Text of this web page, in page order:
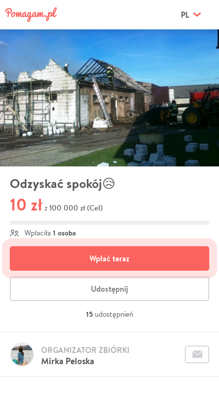
PL
Odzyskać spokój😥
10 zł z 100 000 zł (Cel)
Wpłaciła 1 osoba
Wpłać teraz
Udostępnij
15 udostępnień
Mirka Peloska
ORGANIZATOR ZBIÓRKI